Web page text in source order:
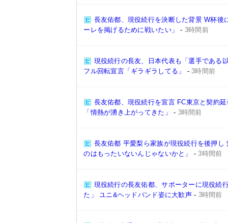
長友佑都、現役続行を決断した背景 W杯後
ーレを掲げるために戦いたい」
- 3時間前
現役続行の長友、日本代表も「選手である
フル回転宣言「ギラギラしてる」
-3時間前
長友佑都、現役続行を宣言 FC東京と契約
「情熱が湧き上がってきた」
- 3時間前
長友佑都 平愛梨ら家族が現役続行を後押し
のはもったいないんじゃないかと」
-3時間前
現役続行の長友佑都、サポーターに現役続
た」 ユニ&ヘッドバンド姿に大歓声- 3時間前